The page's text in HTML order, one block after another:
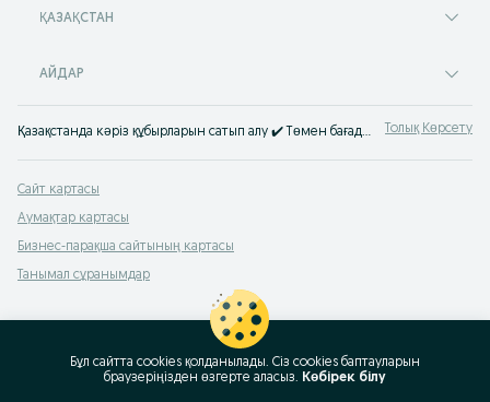
ҚАЗАҚСТАН
АЙДАР
Қазақстанда кәріз құбырларын сатып алу ✔️ Төмен бағадағы сантехникалық құбырлар ⚡ Сапалы кәріз құбырларын OLX.kz-тен сатып ал. Толық Көрсету
Сайт картасы
Аумақтар картасы
Бизнес-парақша сайтының картасы
Танымал сұранымдар
Бұл сайтта cookies қолданылады. Сіз cookies баптауларын
браузеріңізден өзгерте аласыз. Көбірек білу